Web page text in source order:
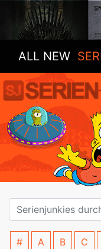
ALL NEW
# A B C